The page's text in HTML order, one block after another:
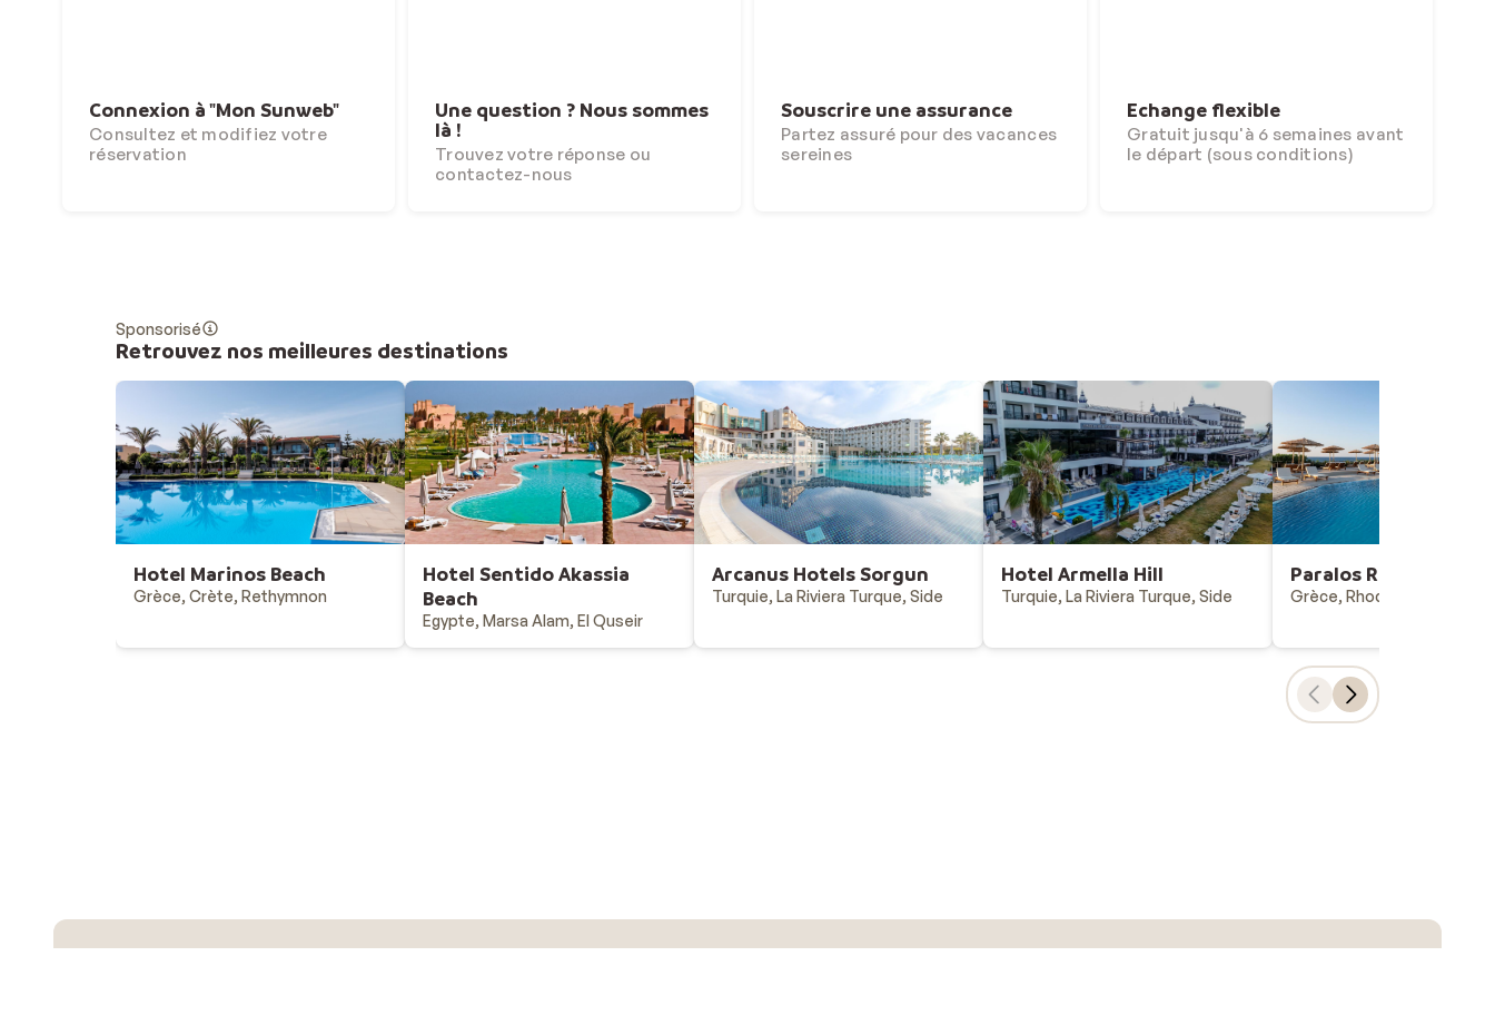
Connexion à "Mon Sunweb"
Consultez et modifiez votre
réservation
Une question ? Nous sommes
là !
Trouvez votre réponse ou
contactez-nous
Souscrire une assurance
Partez assuré pour des vacances
sereines
Echange flexible
Gratuit jusqu'à 6 semaines avant
le départ (sous conditions)
Sponsorisé
Retrouvez nos meilleures destinations
Hotel Marinos Beach
Grèce, Crète, Rethymnon
Hotel Sentido Akassia
Beach
Egypte, Marsa Alam, El Quseir
Arcanus Hotels Sorgun
Turquie, La Riviera Turque, Side
Hotel Armella Hill
Turquie, La Riviera Turque, Side
Paralos Rodos
Grèce, Rhodes, Kolymbia
Vacances au soleil Vacances au ski Choix populaires